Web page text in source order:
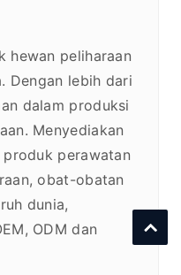
hewan peliharaan
Dengan lebih dari
dalam produksi
Menyediakan
perawatan
obat-obatan
dunia,
ODM dan